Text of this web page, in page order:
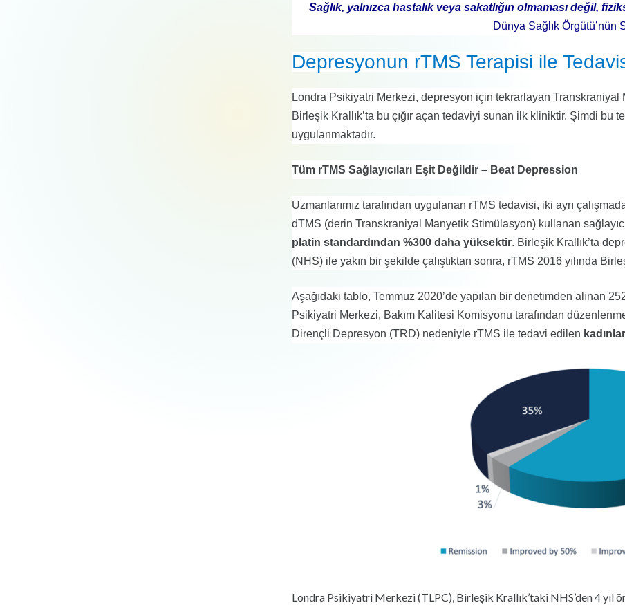
Sağlık, yalnızca hastalık veya sakatlığın olmaması değil,
Dünya Sağlık Örgütü’nün
Depresyonun rTMS Terapisi ile
Londra Psikiyatri Merkezi, depresyon için tekrarlayan
Birleşik Krallık’ta bu çığır açan tedaviyi sunan ilk kliniktir. Şimdi bu
uygulanmaktadır.
Tüm rTMS Sağlayıcıları Eşit Değildir – Beat Depression
Uzmanlarımız tarafından uygulanan rTMS tedavisi, iki ayrı
dTMS (derin Transkraniyal Manyetik Stimülasyon) kullanan
platin standardından %300 daha yüksektir. Birleşik Krallık’ta
(NHS) ile yakın bir şekilde çalıştıktan sonra, rTMS 2016 yılında
Aşağıdaki tablo, Temmuz 2020’de yapılan bir denetimden alınan
Psikiyatri Merkezi, Bakım Kalitesi Komisyonu tarafından
Dirençli Depresyon (TRD) nedeniyle rTMS ile tedavi edilen
Londra Psikiyatri Merkezi (TLPC), Birleşik Krallık’taki NHS’den 4 yıl